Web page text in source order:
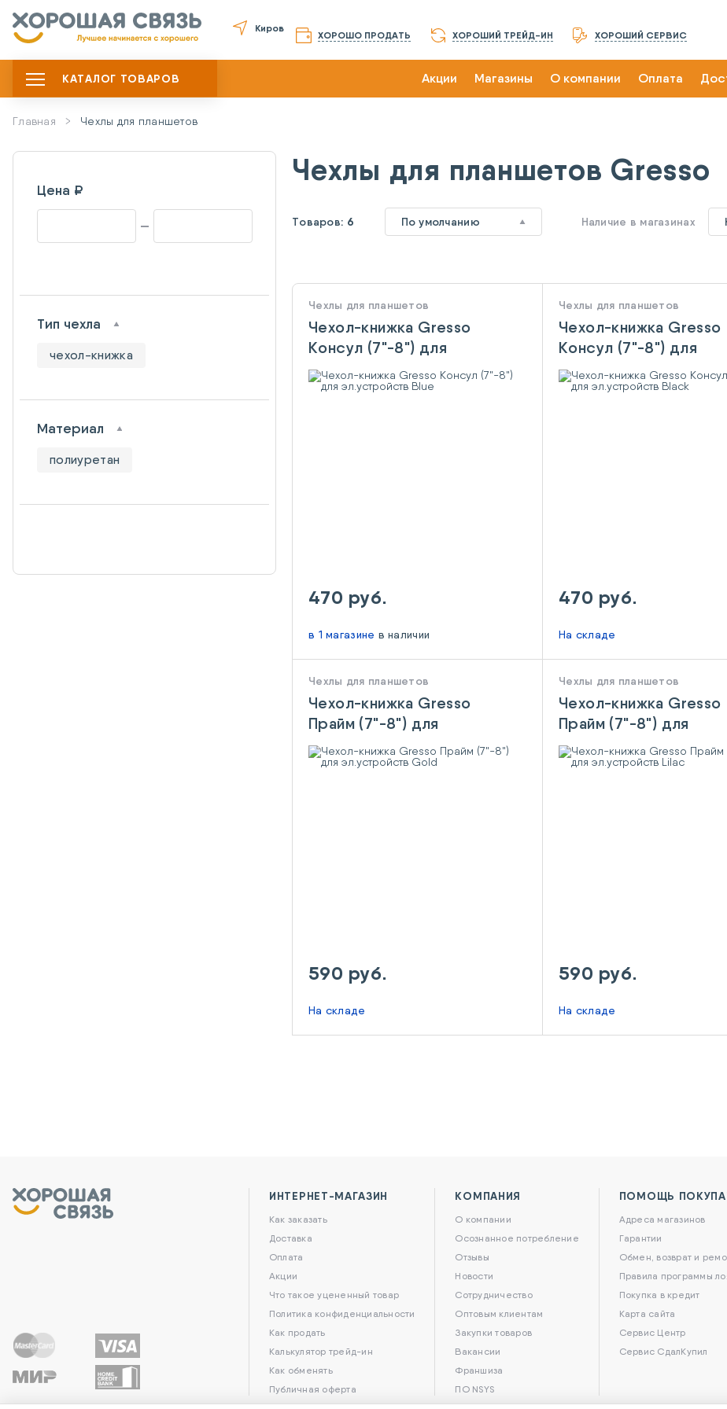
Киров
ХОРОШО ПРОДАТЬ ХОРОШИЙ ТРЕЙД-ИН ХОРОШИЙ СЕРВИС
КАТАЛОГ ТОВАРОВ Акции Магазины О компании Оплата
Главная Чехлы для планшетов
Цена ₽
Тип чехла
чехол-книжка
Материал
полиуретан
Чехлы для планшетов Gresso
Товаров: 6 По умолчанию Наличие в магазинах
Чехлы для планшетов
Чехол-книжка Gresso
Консул (7"-8") для
эл.устройств Blue
470 руб.
в 1 магазине в наличии
Чехлы для планшетов
Чехол-книжка Gresso
Консул (7"-8") для
эл.устройств Black
470 руб.
На складе
Чехлы для планшетов
Чехол-книжка Gresso
Прайм (7"-8") для
эл.устройств Gold
590 руб.
На складе
Чехлы для планшетов
Чехол-книжка Gresso
Прайм (7"-8") для
эл.устройств Lilac
590 руб.
На складе
ИНТЕРНЕТ-МАГАЗИН
Как заказать
Доставка
Оплата
Акции
Что такое уцененный товар
Политика конфиденциальности
Как продать
Калькулятор трейд-ин
Как обменять
Публичная оферта
КОМПАНИЯ
О компании
Осознанное потребление
Отзывы
Новости
Сотрудничество
Оптовым клиентам
Закупки товаров
Вакансии
Франшиза
ПО NSYS
ПОМОЩЬ
Адреса магазинов
Гарантии
Обмен, возврат и
Правила программы
Покупка в кредит
Карта сайта
Сервис Центр
Сервис СдалКупил